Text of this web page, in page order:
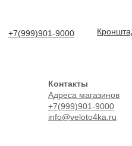
+7(999)901-9000
Контакты
Адреса магазинов
+7(999)901-9000
info@veloto4ka.ru